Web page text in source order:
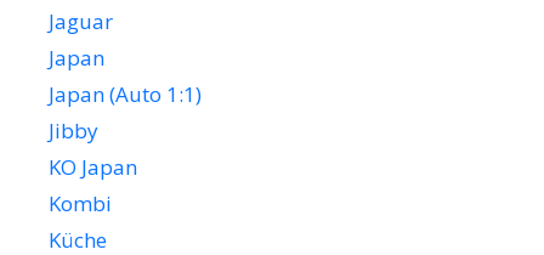
Jaguar
Japan
Japan (Auto 1:1)
Jibby
KO Japan
Kombi
Küche